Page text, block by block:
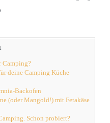
Camping?
deine Camping Küche
Backofen
(oder Mangold!) mit Fetakäse
Schon probiert?